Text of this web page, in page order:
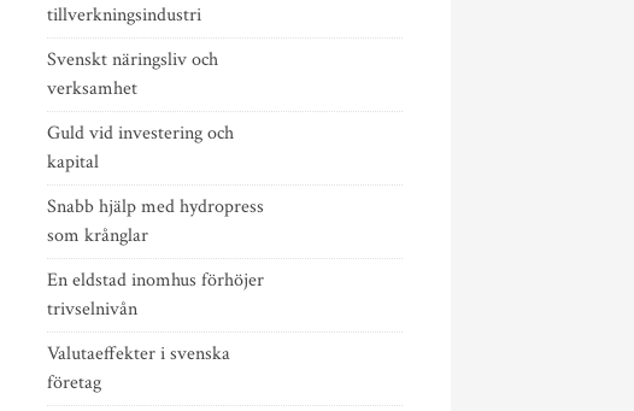
tillverkningsindustri
Svenskt näringsliv och
verksamhet
Guld vid investering och
kapital
Snabb hjälp med hydropress
som krånglar
En eldstad inomhus förhöjer
trivselnivån
Valutaeffekter i svenska
företag